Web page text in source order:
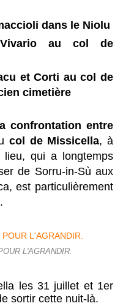
dans le Niolu
au col de
et Corti au col de
cimetière
confrontation entre
col de Missicella, à
lieu, qui a longtemps
de Sorru-in-Sù aux
est particulièrement
L'AGRANDIR.
les 31 juillet et 1er
sortir cette nuit-là.